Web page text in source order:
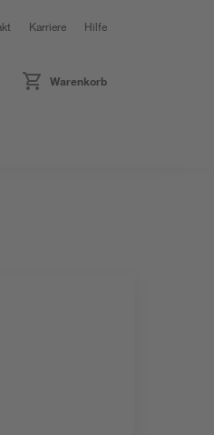
Karriere Hilfe
Warenkorb